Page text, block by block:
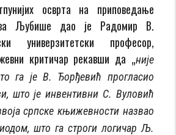
осврта на приповедање
Љубише дао је Радомир В.
универзитетски професор,
критичар рекавши да „није
га је В. Ђорђевић прогласио
што је инвентивни С. Вуловић
српске књижевности назвао
што га строги логичар Љ.